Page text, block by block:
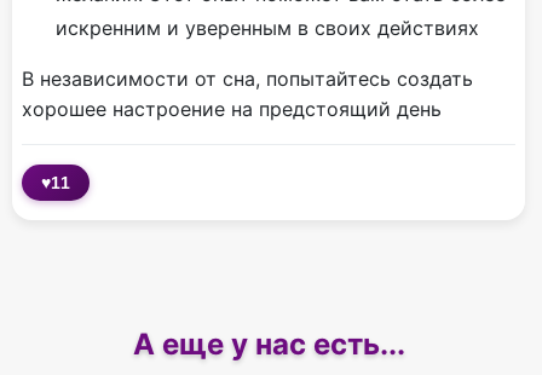
искренним и уверенным в своих действиях
В независимости от сна, попытайтесь создать
хорошее настроение на предстоящий день
♥11
А еще у нас есть...